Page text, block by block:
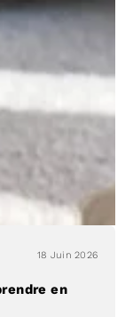
18 Juin 2026
en